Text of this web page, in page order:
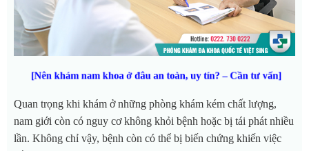
[Nên khám nam khoa ở đâu an toàn, uy tín? – Cần tư vấn]
Quan trọng khi khám ở những phòng khám kém chất lượng,
nam giới còn có nguy cơ không khỏi bệnh hoặc bị tái phát nhiều
lần. Không chỉ vậy, bệnh còn có thể bị biến chứng khiến việc